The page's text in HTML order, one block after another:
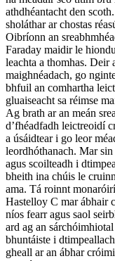
athdhéantacht den
sholáthar ar chostas
Oibríonn an
Faraday maidir le
leachta a thomhas. Deir
maighnéadach, go
bhfuil an comhartha
gluaiseacht sa réimse
Ag brath ar an meán
d’fhéadfadh leictreoidí
a úsáidtear i go leor
leordhóthanach. Mar
agus scoilteadh i
bheith ina chúis le
ama. Tá roinnt
Hastelloy C mar ábhair
níos fearr agus saol
ard ag an
bhuntáiste i
gheall ar an ábhar